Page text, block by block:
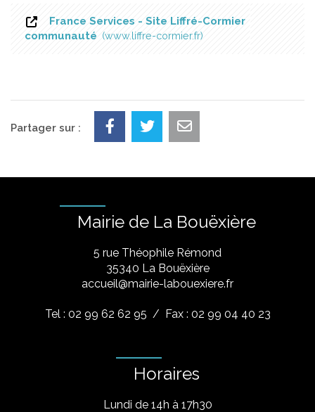
France Services - Site Liffré-Cormier
communauté
www.liffre-cormier.fr
Partager sur :
Mairie de La Bouëxière
5 rue Théophile Rémond
​35340 La Bouëxière
accueil@mairie-labouexiere.fr
Tel : 02 99 62 62 95 / Fax : 02 99 04 40 23
Horaires
Lundi de 14h à 17h30